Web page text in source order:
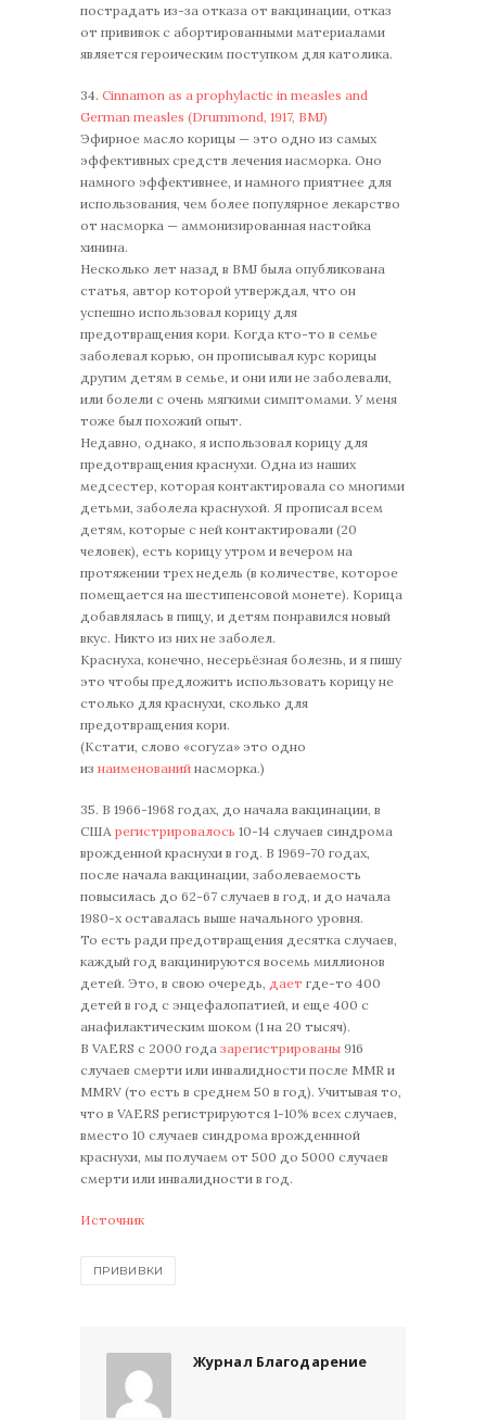
пострадать из-за отказа от вакцинации, отказ
от прививок с абортированными материалами
является героическим поступком для католика.
34. Cinnamon as a prophylactic in measles and
German measles (Drummond, 1917, BMJ)
Эфирное масло корицы — это одно из самых
эффективных средств лечения насморка. Оно
намного эффективнее, и намного приятнее для
использования, чем более популярное лекарство
от насморка — аммонизированная настойка
хинина.
Несколько лет назад в BMJ была опубликована
статья, автор которой утверждал, что он
успешно использовал корицу для
предотвращения кори. Когда кто-то в семье
заболевал корью, он прописывал курс корицы
другим детям в семье, и они или не заболевали,
или болели с очень мягкими симптомами. У меня
тоже был похожий опыт.
Недавно, однако, я использовал корицу для
предотвращения краснухи. Одна из наших
медсестер, которая контактировала со многими
детьми, заболела краснухой. Я прописал всем
детям, которые с ней контактировали (20
человек), есть корицу утром и вечером на
протяжении трех недель (в количестве, которое
помещается на шестипенсовой монете). Корица
добавлялась в пищу, и детям понравился новый
вкус. Никто из них не заболел.
Краснуха, конечно, несерьёзная болезнь, и я пишу
это чтобы предложить использовать корицу не
столько для краснухи, сколько для
предотвращения кори.
(Кстати, слово «coryza» это одно
из наименований насморка.)
35. В 1966-1968 годах, до начала вакцинации, в
США регистрировалось 10-14 случаев синдрома
врожденной краснухи в год. В 1969-70 годах,
после начала вакцинации, заболеваемость
повысилась до 62-67 случаев в год, и до начала
1980-х оставалась выше начального уровня.
То есть ради предотвращения десятка случаев,
каждый год вакцинируются восемь миллионов
детей. Это, в свою очередь, дает где-то 400
детей в год с энцефалопатией, и еще 400 с
анафилактическим шоком (1 на 20 тысяч).
В VAERS с 2000 года зарегистрированы 916
случаев смерти или инвалидности после MMR и
MMRV (то есть в среднем 50 в год). Учитывая то,
что в VAERS регистрируются 1-10% всех случаев,
вместо 10 случаев синдрома врожденнной
краснухи, мы получаем от 500 до 5000 случаев
смерти или инвалидности в год.
Источник
ПРИВИВКИ
Журнал Благодарение